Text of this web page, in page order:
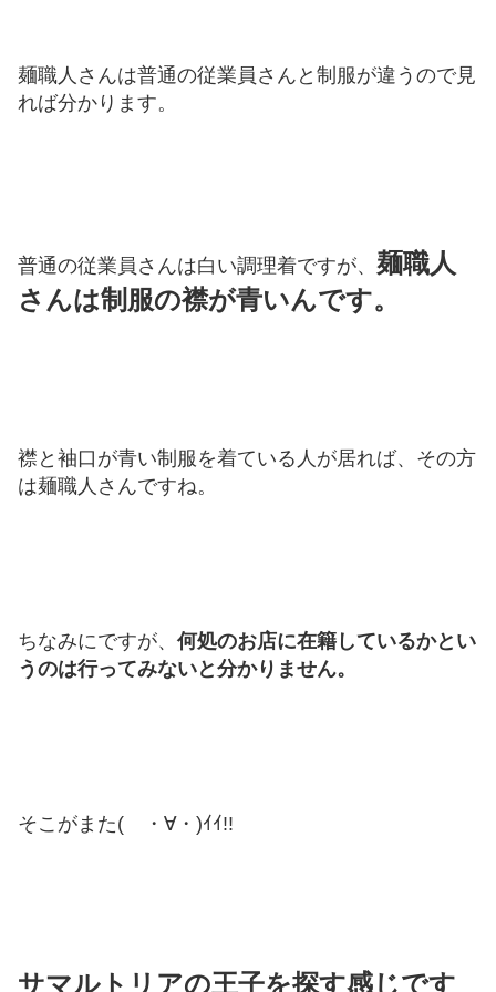
麺職人さんは普通の従業員さんと制服が違うので見
れば分かります。
普通の従業員さんは白い調理着ですが、 麺職人
さんは制服の襟が青いんです。
襟と袖口が青い制服を着ている人が居れば、その方
は麺職人さんですね。
ちなみにですが、 何処のお店に在籍しているかとい
うのは行ってみないと分かりません。
そこがまた( ・∀・)ｲｲ!!
サマルトリアの王子を探す感じです